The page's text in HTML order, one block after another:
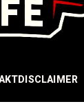
DISCLAIMER